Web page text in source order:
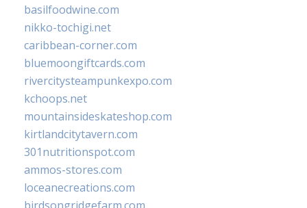
basilfoodwine.com
nikko-tochigi.net
caribbean-corner.com
bluemoongiftcards.com
rivercitysteampunkexpo.com
kchoops.net
mountainsideskateshop.com
kirtlandcitytavern.com
301nutritionspot.com
ammos-stores.com
loceanecreations.com